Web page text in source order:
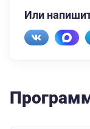
Или